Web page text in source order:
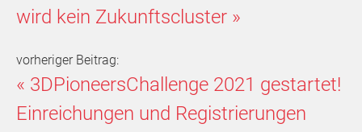
wird kein Zukunftscluster »
vorheriger Beitrag:
« 3DPioneersChallenge 2021 gestartet!
Einreichungen und Registrierungen